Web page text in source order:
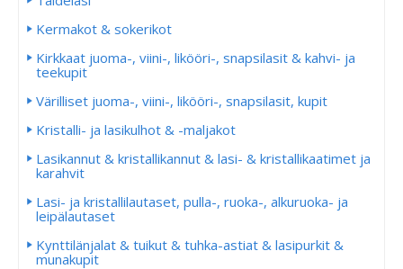
Kermakot & sokerikot
Kirkkaat juoma-, viini-, likööri-, snapsilasit & kahvi- ja
teekupit
Värilliset juoma-, viini-, likööri-, snapsilasit, kupit
Kristalli- ja lasikulhot & -maljakot
Lasikannut & kristallikannut & lasi- & kristallikaatimet ja
karahvit
Lasi- ja kristallilautaset, pulla-, ruoka-, alkuruoka- ja
leipälautaset
Kynttilänjalat & tuikut & tuhka-astiat & lasipurkit &
munakupit